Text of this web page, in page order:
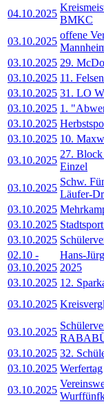
04.10.2025
BMKC
03.10.2025
offene
03.10.2025 29.
03.10.2025 11.
03.10.2025 31. LO
03.10.2025 1.
03.10.2025
03.10.2025 10.
03.10.2025
27.
Einzel
03.10.2025
Schw.
Läufer-
03.10.2025
03.10.2025
03.10.2025
02.10 -
03.10.2025
Hans-
2025
03.10.2025 12.
03.10.2025
03.10.2025
03.10.2025 32.
03.10.2025 Werfertag
03.10.2025